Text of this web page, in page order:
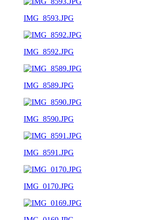
IMG_8593.JPG
IMG_8592.JPG
IMG_8589.JPG
IMG_8590.JPG
IMG_8591.JPG
IMG_0170.JPG